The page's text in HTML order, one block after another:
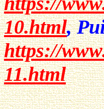
10.html,
https://
11.html